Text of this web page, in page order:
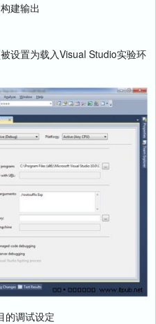
建输出
置为载入Visual Studio实验环
调试设定